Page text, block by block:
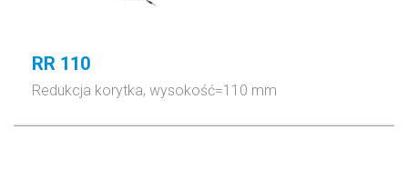
RR 110
Redukcja korytka, wysokość=110 mm